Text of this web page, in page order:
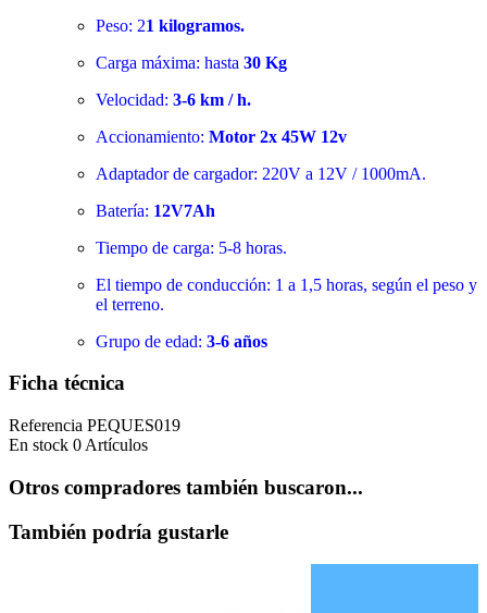
Peso: 21 kilogramos.
Carga máxima: hasta 30 Kg
Velocidad: 3-6 km / h.
Accionamiento: Motor 2x 45W 12v
Adaptador de cargador: 220V a 12V / 1000mA.
Batería: 12V7Ah
Tiempo de carga: 5-8 horas.
El tiempo de conducción: 1 a 1,5 horas, según el peso y
el terreno.
Grupo de edad: 3-6 años
Ficha técnica
Referencia PEQUES019
En stock 0 Artículos
Otros compradores también buscaron...
También podría gustarle